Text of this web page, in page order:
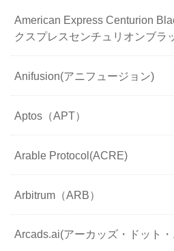
American Express Centurion
クスプレスセンチュリオンブラ
Anifusion(アニフュージョン)
Aptos（APT）
Arable Protocol(ACRE)
Arbitrum（ARB）
Arcads.ai(アーカッズ・ドット